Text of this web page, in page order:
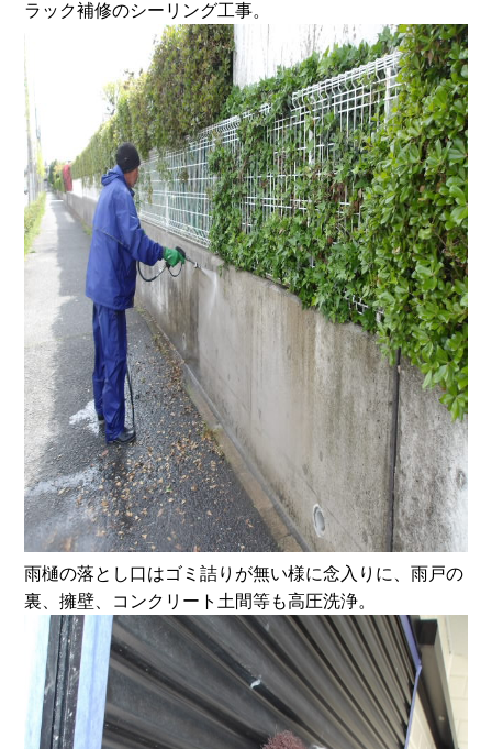
ラック補修のシーリング工事。
雨樋の落とし口はゴミ詰りが無い様に念入りに、雨戸の
裏、擁壁、コンクリート土間等も高圧洗浄。